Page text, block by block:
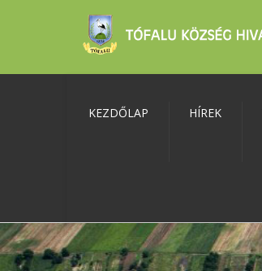
KEZDŐLAP HÍREK